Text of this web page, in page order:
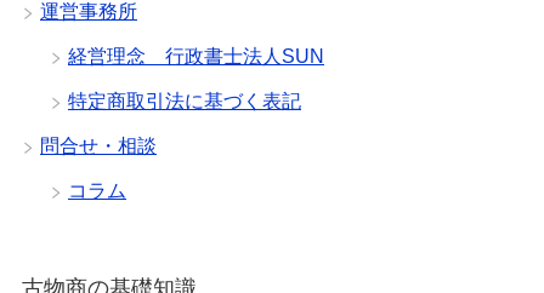
運営事務所
経営理念 行政書士法人SUN
特定商取引法に基づく表記
問合せ・相談
コラム